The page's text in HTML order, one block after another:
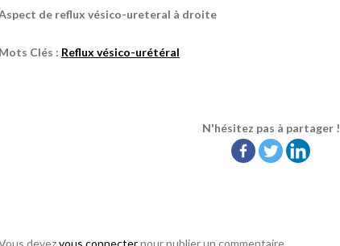
de reflux vésico-ureteral à droite
Mots Clés : Reflux vésico-urétéral
N'hésitez pas à partager !
devezvous connecterpour publier un commentaire.